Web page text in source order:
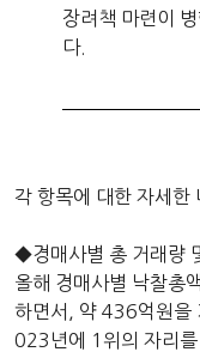
장려책 마련이
다.
각 항목에 대한 자세한
◆경매사별 총 거래량
올해 경매사별 낙찰총
하면서, 약 436억원을
023년에 1위의 자리를